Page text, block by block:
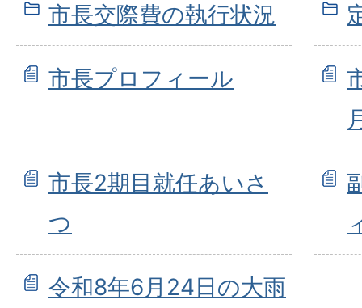
市長交際費の執行状況
市長プロフィール
市長2期目就任あいさ
つ
令和8年6月24日の大雨